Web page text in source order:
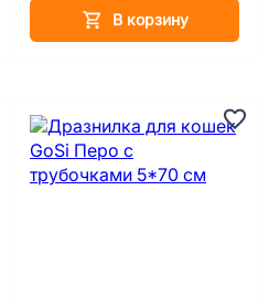
В корзину